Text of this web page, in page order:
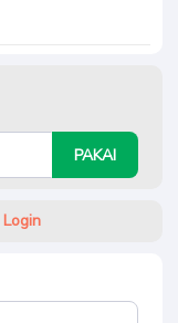
PAKAI
Login